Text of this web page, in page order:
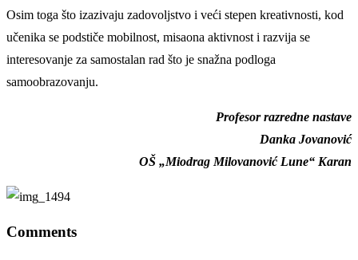
Osim toga što izazivaju zadovoljstvo i veći stepen kreativnosti, kod
učenika se podstiče mobilnost, misaona aktivnost i razvija se
interesovanje za samostalan rad što je snažna podloga
samoobrazovanju.
Profesor razredne nastave
Danka Jovanović
OŠ „Miodrag Milovanović Lune“ Karan
Comments